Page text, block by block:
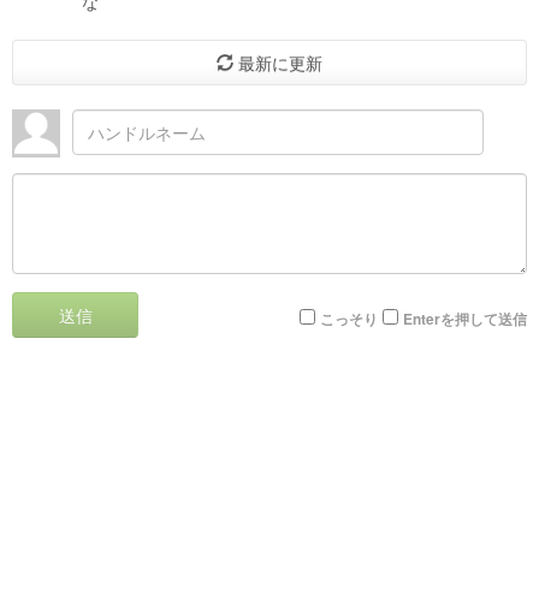
最新に更新
送信 こっそり Enterを押して送信